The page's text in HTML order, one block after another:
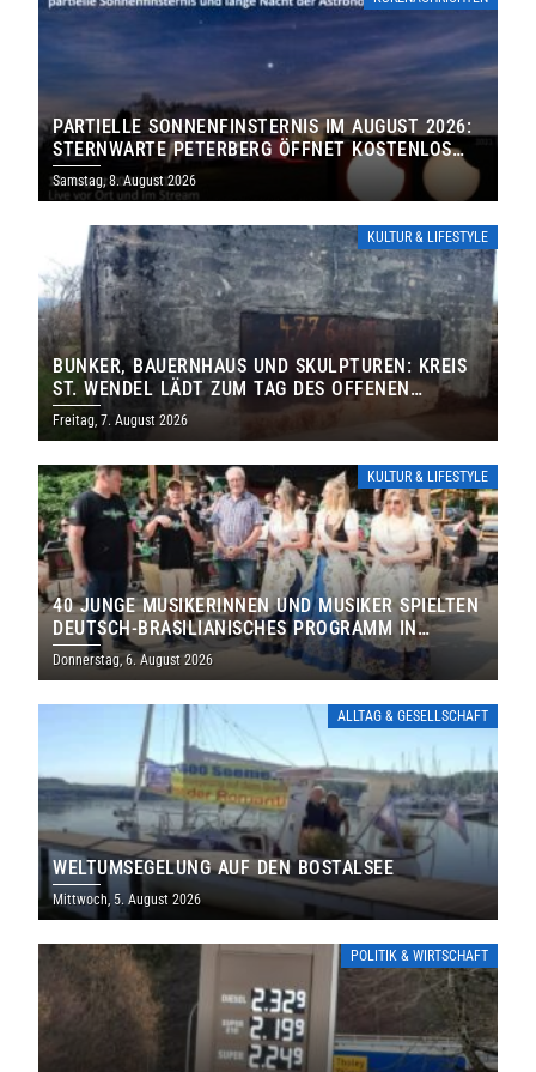
PARTIELLE SONNENFINSTERNIS IM AUGUST 2026:
STERNWARTE PETERBERG ÖFFNET KOSTENLOS
IHRE TORE
Samstag, 8. August 2026
KULTUR & LIFESTYLE
BUNKER, BAUERNHAUS UND SKULPTUREN: KREIS
ST. WENDEL LÄDT ZUM TAG DES OFFENEN
DENKMALS EIN
Freitag, 7. August 2026
KULTUR & LIFESTYLE
40 JUNGE MUSIKERINNEN UND MUSIKER SPIELTEN
DEUTSCH-BRASILIANISCHES PROGRAMM IN
THOLEY
Donnerstag, 6. August 2026
ALLTAG & GESELLSCHAFT
WELTUMSEGELUNG AUF DEN BOSTALSEE
Mittwoch, 5. August 2026
POLITIK & WIRTSCHAFT